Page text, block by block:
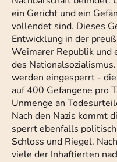
ein Gericht und ein
vollendet sind. Dieses
Entwicklung in der
Weimarer Republik und
des
werden eingesperrt -
auf 400 Gefangene pro
Unmenge an
Nach den Nazis kommt
sperrt ebenfalls
Schloss und Riegel.
viele der Inhaftierten